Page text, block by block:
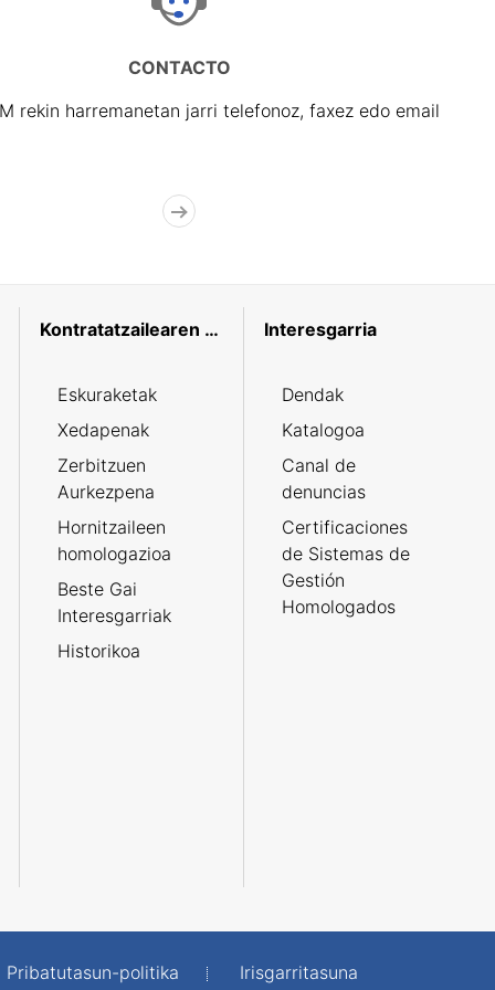
CONTACTO
rekin harremanetan jarri telefonoz, faxez edo email
Kontratatzailearen profila
Eskuraketak
Xedapenak
Zerbitzuen
Aurkezpena
Hornitzaileen
homologazioa
Beste Gai
Interesgarriak
Historikoa
Interesgarria
Dendak
Katalogoa
Canal de
denuncias
Certificaciones
de Sistemas de
Gestión
Homologados
Pribatutasun-politika Irisgarritasuna